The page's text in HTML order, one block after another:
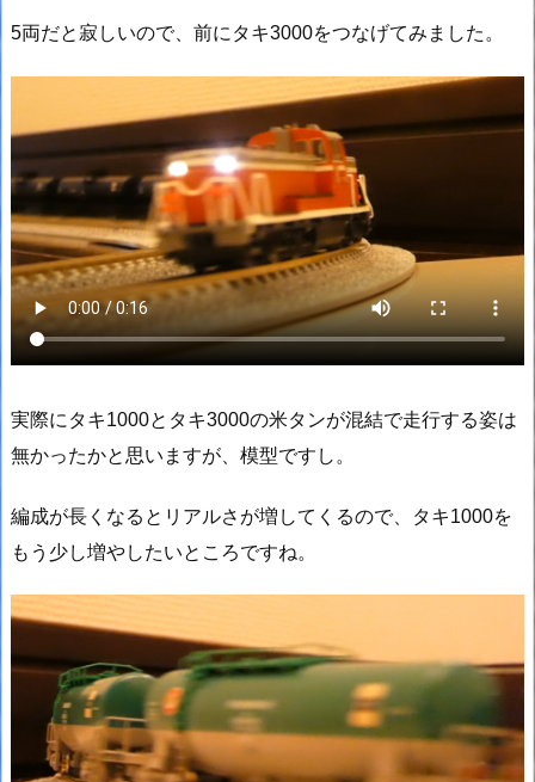
5両だと寂しいので、前にタキ3000をつなげてみました。
実際にタキ1000とタキ3000の米タンが混結で走行する姿は
無かったかと思いますが、模型ですし。
編成が長くなるとリアルさが増してくるので、タキ1000を
もう少し増やしたいところですね。